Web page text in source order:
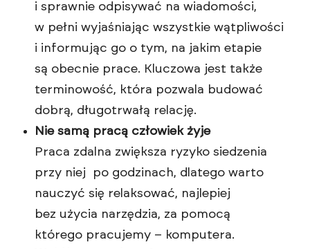
i sprawnie odpisywać na wiadomości,
w pełni wyjaśniając wszystkie wątpliwości
i informując go o tym, na jakim etapie
są obecnie prace. Kluczowa jest także
terminowość, która pozwala budować
dobrą, długotrwałą relację.
Nie samą pracą człowiek żyje
Praca zdalna zwiększa ryzyko siedzenia
przy niej po godzinach, dlatego warto
nauczyć się relaksować, najlepiej
bez użycia narzędzia, za pomocą
którego pracujemy – komputera.